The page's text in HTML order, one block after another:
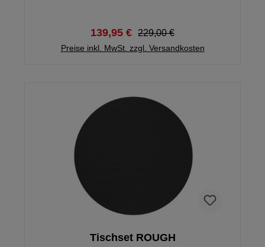
sehr strapazierfähigem und pflegeleichtem
Cromargan®: Edelstahl Rostfrei 18/10 gefertigt, das
139,95 € 229,00 €
Preise inkl. MwSt. zzgl. Versandkosten
Tischset ROUGH